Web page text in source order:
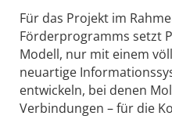
Für das Projekt im
Förderprogramms setzt
Modell, nur mit einem
neuartige
entwickeln, bei denen
Verbindungen – für die